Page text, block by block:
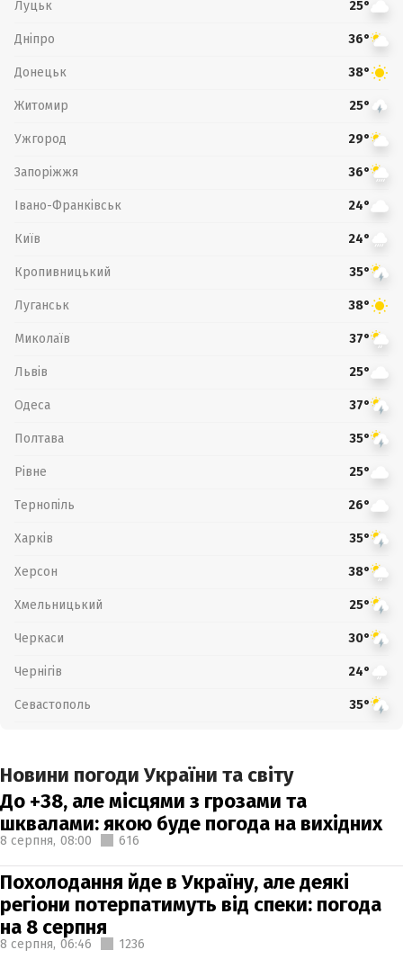
Луцьк 25°
Дніпро 36°
Донецьк 38°
Житомир 25°
Ужгород 29°
Запоріжжя 36°
Івано-Франківськ 24°
Київ 24°
Кропивницький 35°
Луганськ 38°
Миколаїв 37°
Львів 25°
Одеса 37°
Полтава 35°
Рівне 25°
Тернопіль 26°
Харків 35°
Херсон 38°
Хмельницький 25°
Черкаси 30°
Чернігів 24°
Севастополь 35°
Новини погоди України та світу
До +38, але місцями з грозами та
шквалами: якою буде погода на вихідних
8 серпня, 08:00 616
Похолодання йде в Україну, але деякі
регіони потерпатимуть від спеки: погода
на 8 серпня
8 серпня, 06:46 1236